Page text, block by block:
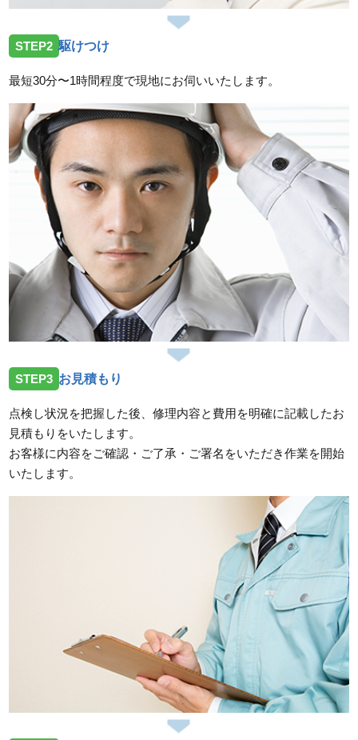
三重県鈴鹿市加佐登へトイレの水漏れ修理依頼を受け
お伺いしました。
2026/07/14
三重県津市一身田上津部田へ台所蛇口の修理依頼を受
けお伺いしました。
スタッフの修理報告や事例の一覧はこちら
STEP2 駆けつけ
最短30分〜1時間程度で現地にお伺いいたします。
STEP3 お見積もり
点検し状況を把握した後、修理内容と費用を明確に記載したお
見積もりをいたします。
お客様に内容をご確認・ご了承・ご署名をいただき作業を開始
いたします。